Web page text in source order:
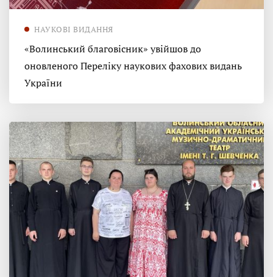
НАУКОВІ ВИДАННЯ
«Волинський благовісник» увійшов до
оновленого Переліку наукових фахових видань
України